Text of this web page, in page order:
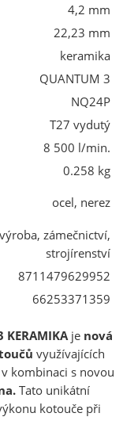
4,2 mm
22,23 mm
keramika
QUANTUM 3
NQ24P
T27 vydutý
8 500 l/min.
0.258 kg
ocel, nerez
zámečnictví,
strojírenství
8711479629952
66253371359
je nová
využívajících
kombinaci s novou
Tato unikátní
kotouče při